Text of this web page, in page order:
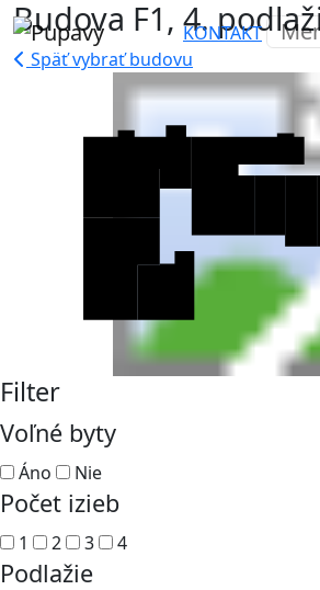
KONTAKT
Budova F1, 4.
Späť vybrať budovu
Filter
Voľné byty
Áno Nie
Počet izieb
1 2 3 4
Podlažie